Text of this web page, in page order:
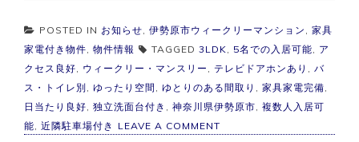
POSTED IN お知らせ 伊勢原市ウィークリーマンション
家具
家電付き物件 物件情報 TAGGED 3LDK 5名での入居可能
ア
クセス良好
ウィークリー・マンスリー テレビドアホンあり
バ
ス・トイレ別 ゆったり空間 ゆとりのある間取り 家具家電完備
日当たり良好 独立洗面台付き 神奈川県伊勢原市 複数人入居可
能 近隣駐車場付き LEAVE A COMMENT
伊